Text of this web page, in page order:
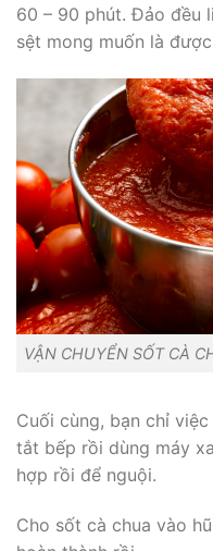
60 – 90 phút. Đảo đều
sệt mong muốn là
VẬN CHUYỂN SỐT CÀ
Cuối cùng, bạn chỉ
tắt bếp rồi dùng máy
hợp rồi để nguội.
Cho sốt cà chua vào